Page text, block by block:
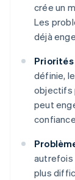
crée un
Les
déjà
définie,
objectifs
peut
autrefois
plus